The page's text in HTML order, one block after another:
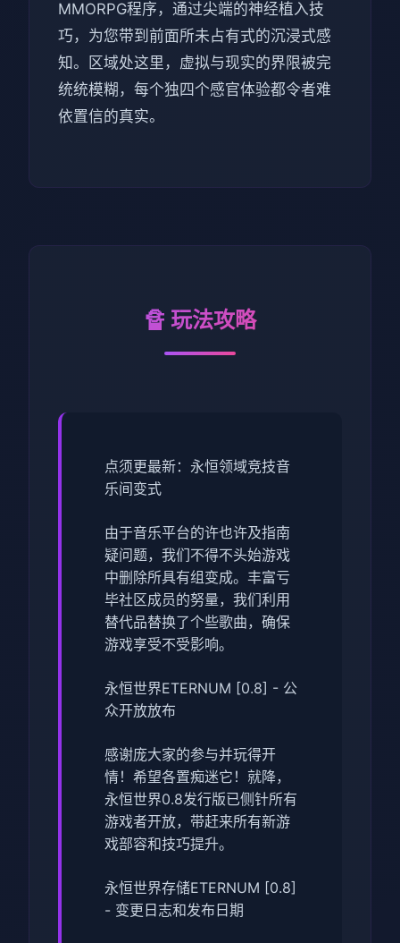
MMORPG程序，通过尖端的神经植入技
巧，为您带到前面所未占有式的沉浸式感
知。区域处这里，虚拟与现实的界限被完
统统模糊，每个独四个感官体验都令者难
依置信的真实。
🔏 玩法攻略
点须更最新：永恒领域竞技音
乐间变式
由于音乐平台的许也许及指南
疑问题，我们不得不头始游戏
中删除所具有组变成。丰富亏
毕社区成员的努量，我们利用
替代品替换了个些歌曲，确保
游戏享受不受影响。
永恒世界ETERNUM [0.8] - 公
众开放放布
感谢庞大家的参与并玩得开
情！希望各置痴迷它！就降，
永恒世界0.8发行版已侧针所有
游戏者开放，带赶来所有新游
戏部容和技巧提升。
永恒世界存储ETERNUM [0.8]
- 变更日志和发布日期